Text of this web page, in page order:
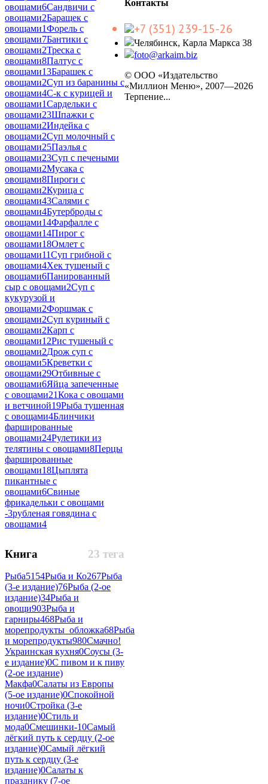
овощами6Сандвичи с
овощами2Баращек с
овощами1Форель с
овощами7Бантики с
овощами2Треска с
овощами8Палтус с
овощами13Барашек с
овощами2Суп из баранины с
овощами4С-к с курицей и
овощами1Сардельки с
овощами23Шпажки с
овощами2Индейка с
овощами2Суп молочный с
овощами25Паэлья с
овощами23Суп с печеными
овощами2Мусака с
овощами8Пироги с
овощами2Курица с
овощами43Салями с
овощами4Бутерброды с
овощами14Фарфалле с
овощами14Пирог с
овощами18Омлет с
овощами11Суп грибной с
овощами4Хек тушеный с
овощами6Панированный
сыр с овощами2Суп с
кукурузой и
овощами2Форшмак с
овощами2Суп куриный с
овощами2Карп с
овощами12Рис тушеный с
овощами2Дрож суп с
овощами5Креветки с
овощами29Отбивные с
овощами6Яйца запеченные
с овощами21Кока с овощами
и ветчиной19Рыба тушенная
с овощами4Блинчики
фаршированные
овощами24Рулетики из
телятины с овощами8Перцы
фаршированные
овощами18Цыплята
пикантные с
овощами6Свиные
фрикадельки с овощами
-3рубленая говядина с
овощами4
23 тега
Книга
Рыба5154Рыба и Ко267Рыба
(3-е издание)76Рыба (2-ое
издание)34Рыба и
овощи903Рыба и
гарниры468Рыба и
морепродукты_обложка68Рыба
и морепродукты980Смачно!
Украинская кухня0Соусы (3-
е издание)0С пивом и к пиву
(2-ое издание)
Макфа0Салаты из Европы
(5-ое издание)0Спокойной
ночи0Стройка (3-е
издание)0Стиль и
мода0Смешинки-10Самый
лёгкий путь к сердцу (2-ое
издание)0Самый лёгкий
путь к сердцу (3-е
издание)0Салаты к
празднику (7-ое
Контакты
+7 (351) 239-15-26
Челябинск, Карла Маркса 38
foto@arkaim.biz
© ООО «Издательство
«Миллион Меню», 2007—2026
Терпение...